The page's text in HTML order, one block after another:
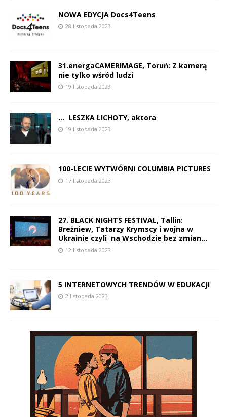
NOWA EDYCJA Docs4Teens
28 listopada 2023
31.energaCAMERIMAGE, Toruń: Z kamerą
nie tylko wśród ludzi
19 listopada 2023
… LESZKA LICHOTY, aktora
19 listopada 2023
100-LECIE WYTWÓRNI COLUMBIA PICTURES
17 listopada 2023
27. BLACK NIGHTS FESTIVAL, Tallin:
Breżniew, Tatarzy Krymscy i wojna w
Ukrainie czyli na Wschodzie bez zmian…
12 listopada 2023
5 INTERNETOWYCH TRENDÓW W EDUKACJI
2 listopada 2023